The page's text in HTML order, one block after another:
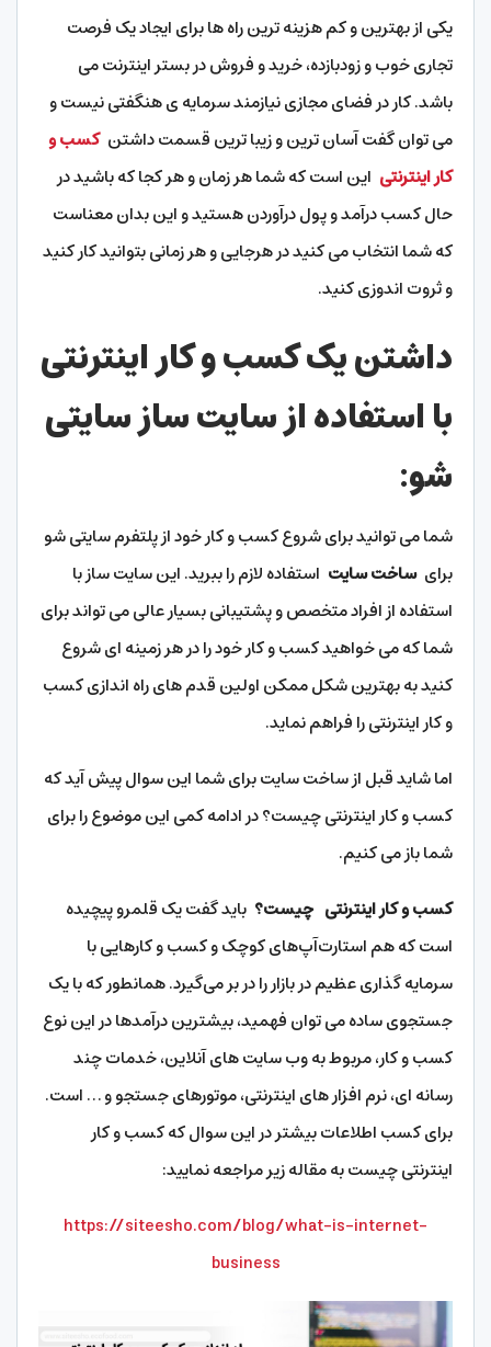
یکی از بهترین و کم هزینه ترین راه ها برای ایجاد یک فرصت
تجاری خوب و زودبازده، خرید و فروش در بستر اینترنت می
باشد. کار در فضای مجازی نیازمند سرمایه ی هنگفتی نیست و
می توان گفت آسان ترین و زیبا ترین قسمت داشتنکسب و
کار اینترنتی این است که شما هر زمان و هر کجا که باشید در
حال کسب درآمد و پول درآوردن هستید و این بدان معناست
که شما انتخاب می کنید در هرجایی و هر زمانی بتوانید کار کنید
و ثروت اندوزی کنید.
داشتن یک کسب و کار اینترنتی
با استفاده از سایت ساز سایتی
شو:
شما می توانید برای شروع کسب و کار خود از پلتفرم سایتی شو
برای ساخت سایت استفاده لازم را ببرید. این سایت ساز با
استفاده از افراد متخصص و پشتیبانی بسیار عالی می تواند برای
شما که می خواهید کسب و کار خود را در هر زمینه ای شروع
کنید به بهترین شکل ممکن اولین قدم های راه اندازی کسب
و کار اینترنتی را فراهم نماید.
اما شاید قبل از ساخت سایت برای شما این سوال پیش آید که
کسب و کار اینترنتی چیست؟ در ادامه کمی این موضوع را برای
شما باز می کنیم.
کسب و کار اینترنتی چیست؟ باید گفت یک قلمرو پیچیده
است که هم استارت‌آپ‌های کوچک و کسب‌ و کارهایی با
سرمایه‌ گذاری عظیم در بازار را در بر می‌گیرد. همانطور که با یک
جستجوی ساده می توان فهمید، بیشترین درآمدها در این نوع
کسب و کار، مربوط به وب سایت های آنلاین، خدمات چند
رسانه ای، نرم افزار های اینترنتی، موتورهای جستجو و … است.
برای کسب اطلاعات بیشتر در این سوال که کسب و کار
اینترنتی چیست به مقاله زیر مراجعه نمایید:
https://siteesho.com/blog/what-is-internet-
business